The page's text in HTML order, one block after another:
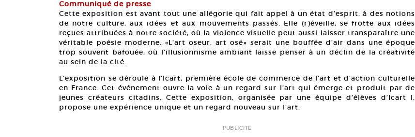
Communiqué de presse
Cette exposition est avant tout une allégorie qui fait appel à un état d’esprit, à des notions
de notre culture, aux idées et aux mouvements passés. Elle (r)éveille, se frotte aux idées
reçues attribuées à notre société, où la violence visuelle peut aussi laisser transparaître une
véritable poésie moderne. «L’art oseur, art osé» serait une bouffée d’air dans une époque
trop souvent bafouée, où l’illusionnisme ambiant laisse penser à un déclin de la créativité
au sein de la cité.
L’exposition se déroule à l’Icart, première école de commerce de l’art et d’action culturelle
en France. Cet événement ouvre la voie à un regard sur l’art qui émerge et produit par de
jeunes créateurs citadins. Cette exposition, organisée par une équipe d’élèves d’Icart I,
propose une expérience unique et un regard nouveau sur l’art.
PUBLICITÉ